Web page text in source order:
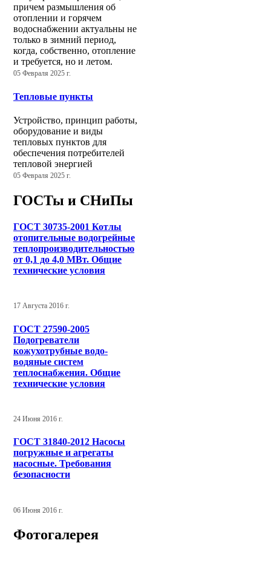
причем размышления об
отоплении и горячем
водоснабжении актуальны не
только в зимний период,
когда, собственно, отопление
и требуется, но и летом.
05 Февраля 2025 г.
Тепловые пункты
Устройство, принцип работы,
оборудование и виды
тепловых пунктов для
обеспечения потребителей
тепловой энергией
05 Февраля 2025 г.
ГОСТы и СНиПы
ГОСТ 30735-2001 Котлы
отопительные водогрейные
теплопроизводительностью
от 0,1 до 4,0 МВт. Общие
технические условия
17 Августа 2016 г.
ГОСТ 27590-2005
Подогреватели
кожухотрубные водо-
водяные систем
теплоснабжения. Общие
технические условия
24 Июня 2016 г.
ГОСТ 31840-2012 Насосы
погружные и агрегаты
насосные. Требования
безопасности
06 Июня 2016 г.
Фотогалерея